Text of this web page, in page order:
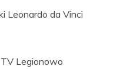
Leonardo da Vinci
Legionowo